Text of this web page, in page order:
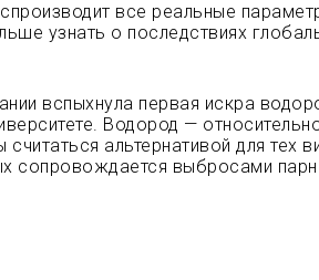
все реальные
узнать о последствиях
вспыхнула первая искра
Водород —
альтернативой для тех
сопровождается выбросами